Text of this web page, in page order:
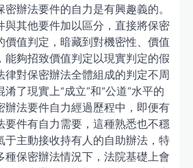
辦法要件的自力是有興趣義的。
與其他要件加以區分，直接將保密
價值判定，暗藏到對機密性、價值
能夠招致價值判定以現實判定的假
律對保密辦法全體組成的判定不周
了現實上“成立”和“公道”水平的
辦法要件自力經過歷程中，即便有
要件有自力需要，這種熟悉也不穩
于主動接收持有人的自助辦法，特
種保密辦法情況下，法院基礎上會